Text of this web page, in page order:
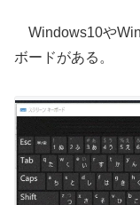
Windows10や
ボードがある。